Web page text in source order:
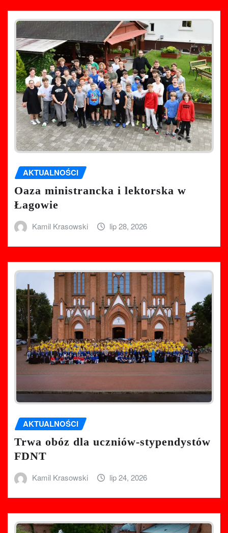
AKTUALNOŚCI
Oaza ministrancka i lektorska w
Łagowie
Kamil Krasowski lip 28, 2026
AKTUALNOŚCI
Trwa obóz dla uczniów-stypendystów
FDNT
Kamil Krasowski lip 24, 2026